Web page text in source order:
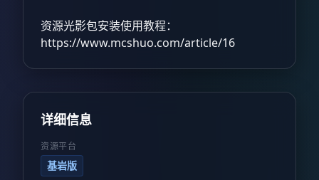
资源光影包安装使用教程：
https://www.mcshuo.com/article/16
详细信息
资源平台
基岩版